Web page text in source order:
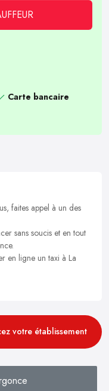
Carte bancaire
faites appel à un des
sans soucis et en tout
en ligne un taxi à La
votre établissement